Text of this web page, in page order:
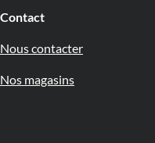
Contact
Nous contacter
Nos magasins